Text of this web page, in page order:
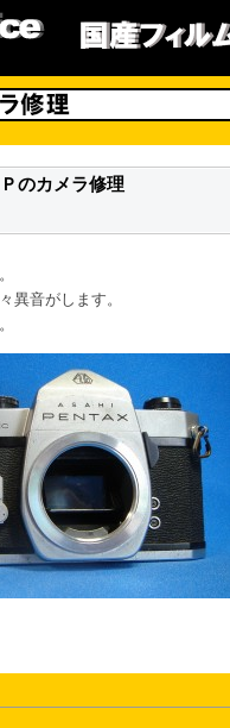
のカメラ修理
異音がします。